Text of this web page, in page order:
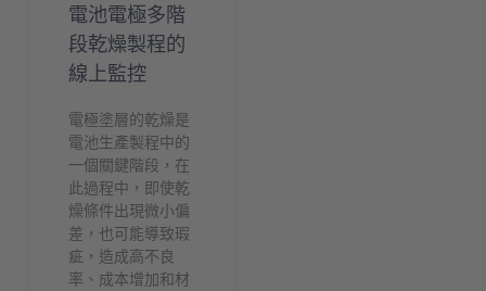
電池電極多階
段乾燥製程的
線上監控
電極塗層的乾燥是
電池生產製程中的
一個關鍵階段，在
此過程中，即使乾
燥條件出現微小偏
差，也可能導致瑕
疵，造成高不良
率、成本增加和材